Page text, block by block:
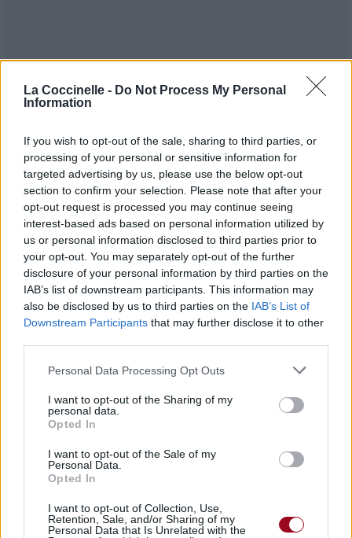
La Coccinelle - Do Not Process My Personal
Information
If you wish to opt-out of the sale, sharing to third parties, or
processing of your personal or sensitive information for
targeted advertising by us, please use the below opt-out
section to confirm your selection. Please note that after your
opt-out request is processed you may continue seeing
interest-based ads based on personal information utilized by
us or personal information disclosed to third parties prior to
your opt-out. You may separately opt-out of the further
disclosure of your personal information by third parties on the
IAB’s list of downstream participants. This information may
also be disclosed by us to third parties on the IAB’s List of
Downstream Participants that may further disclose it to other
Personal Data Processing Opt Outs
I want to opt-out of the Sharing of my
personal data.
Opted In
I want to opt-out of the Sale of my
Personal Data.
Opted In
I want to opt-out of Collection, Use,
Retention, Sale, and/or Sharing of my
Personal Data that Is Unrelated with the
Publié para girl in the fog 24795 4 4 6 le 26
septembre 2016 à 22h39.
Chanteurs : Walking On Cars
Albums : Everything This Way
Paroles + Traduction Téléchargement
Vidéos
Commentaires
Pour prolonger le plaisir musical :
Vous aimez chanter, apprenez la guitare chez
Télécharger légalement les MP3 sur